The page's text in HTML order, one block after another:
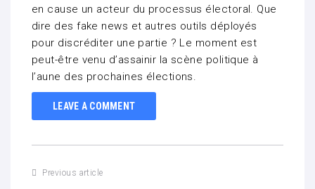
en cause un acteur du processus électoral. Que
dire des fake news et autres outils déployés
pour discréditer une partie ? Le moment est
peut-être venu d’assainir la scène politique à
l’aune des prochaines élections.
LEAVE A COMMENT
Previous article